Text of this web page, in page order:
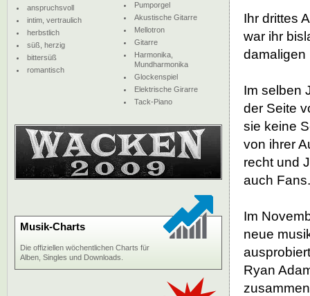
Ihr drittes
war ihr
damaligen
Im selben
der Seite
sie keine
von ihrer
recht und
auch Fans.
Im
neue
Ryan
anspruchsvoll
intim, vertraulich
herbstlich
süß, herzig
bittersüß
romantisch
Pumporgel
Akustische Gitarre
Mellotron
Gitarre
Harmonika,
Mundharmonika
Glockenspiel
Elektrische Girarre
Tack-Piano
Musik-Charts
Die offiziellen wöchentlichen Charts für
Alben, Singles und Downloads.